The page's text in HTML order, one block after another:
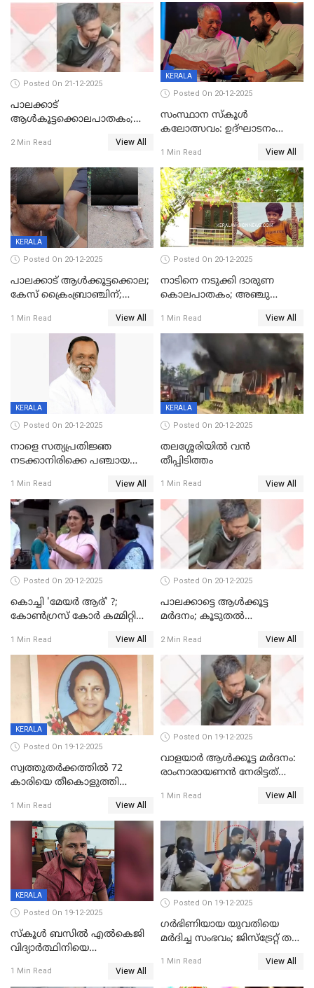
ശബരീ നന്ദനം
Posted On 21-12-2025
പാലക്കാട്‌
ആൾകൂട്ടക്കൊലപാതകം;
ഊർജ്ജിതമാക്കിമാക്കി
2 Min Read View All
KERALA
Posted On 20-12-2025
സംസ്ഥാന സ്കൂൾ
കലോത്സവം: ഉദ്ഘാടനം
മുഖ്യാതിഥിയായി
മോഹൻലാൽ
1 Min Read View All
KERALA
Posted On 20-12-2025
പാലക്കാട് ആൾക്കൂട്ടക്കൊല;
കേസ് ക്രൈംബ്രാഞ്ചിന്;
അന്വേഷിക്കും
1 Min Read View All
Posted On 20-12-2025
നാടിനെ നടുക്കി ദാരുണ
കൊലപാതകം; അഞ്ചു
കഴുത്തുഞെരിച്ച് കൊന്നു
1 Min Read View All
KERALA
Posted On 20-12-2025
നാളെ സത്യപ്രതിജ്ഞ
നടക്കാനിരിക്കെ പഞ്ചായത്ത്
1 Min Read View All
KERALA
Posted On 20-12-2025
തലശ്ശേരിയിൽ വൻ
തീപ്പിടിത്തം
1 Min Read View All
Posted On 20-12-2025
കൊച്ചി 'മേയർ ആര്' ?;
കോണ്‍ഗ്രസ് കോര്‍ കമ്മിറ്റി
1 Min Read View All
Posted On 20-12-2025
പാലക്കാട്ടെ ആള്‍ക്കൂട്ട
മര്‍ദനം; കൂടുതല്‍
അംഗ സംഘമെന്ന് വിവരം
2 Min Read View All
KERALA
Posted On 19-12-2025
സ്വത്തുതര്‍ക്കത്തില്‍ 72
കാരിയെ തീകൊളുത്തി
ക്രൂരകൊലപാതകത്തില്‍
സഹോദരിപുത്രന് ജീവപര്യന്തം
1 Min Read View All
Posted On 19-12-2025
വാളയാർ ആൾക്കൂട്ട മർദനം:
രാംനാരായണൻ നേരിട്ടത്
നാൽപ്പതിലേറെ
റിപ്പോർട്ട്
1 Min Read View All
KERALA
Posted On 19-12-2025
സ്കൂൾ ബസിൽ എൽകെജി
വിദ്യാര്‍ത്ഥിനിയെ
ക്ലീനര്‍ പിടിയിൽ
1 Min Read View All
Posted On 19-12-2025
ഗര്‍ഭിണിയായ യുവതിയെ
മര്‍ദിച്ച സംഭവം; ജിസ്‌ട്രേറ്റ് തല
യുവതി
1 Min Read View All